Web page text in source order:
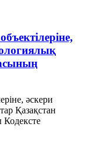
әскери
Қазақстан
Кодексте